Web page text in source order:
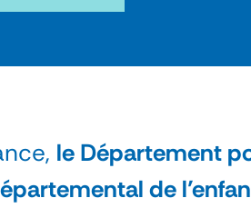
le Département
de